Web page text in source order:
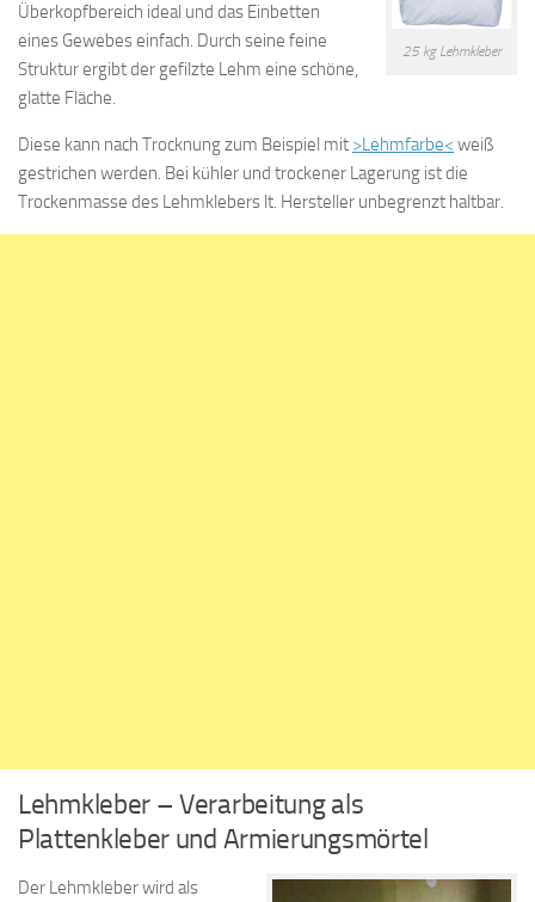
25 kg Lehmkleber
Überkopfbereich ideal und das Einbetten
eines Gewebes einfach. Durch seine feine
Struktur ergibt der gefilzte Lehm eine schöne,
glatte Fläche.
Diese kann nach Trocknung zum Beispiel mit >Lehmfarbe<weiß
gestrichen werden. Bei kühler und trockener Lagerung ist die
Trockenmasse des Lehmklebers lt. Hersteller unbegrenzt haltbar.
Lehmkleber – Verarbeitung als
Plattenkleber und Armierungsmörtel
Der Lehmkleber wird als